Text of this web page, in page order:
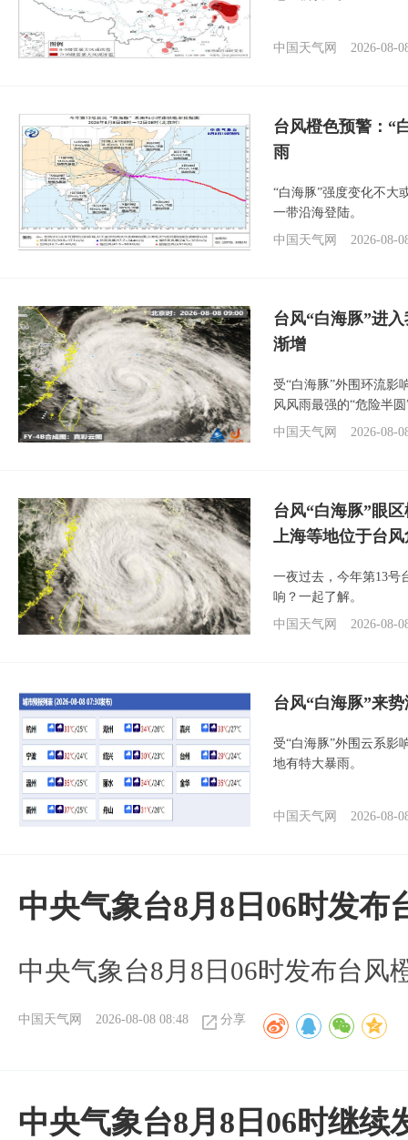
中国天气网 2026-08-
台风橙色预警：“
雨
“白海豚”强度变化不大
一带沿海登陆。
中国天气网
2026-08-
台风“白海豚”进
渐增
受“白海豚”外围环流影
风风雨最强的“危险半
中国天气网
2026-08-
台风“白海豚”眼
上海等地位于台
一夜过去，今年第13号
响？一起了解。
中国天气网
2026-08-
台风“白海豚”来
受“白海豚”外围云系影
地有特大暴雨。
中国天气网 2026-08-
中央气象台8月8日06时发布
中央气象台8月8日06时发布台风
中国天气网 2026-08-08 08:48 分享
中央气象台8月8日06时继